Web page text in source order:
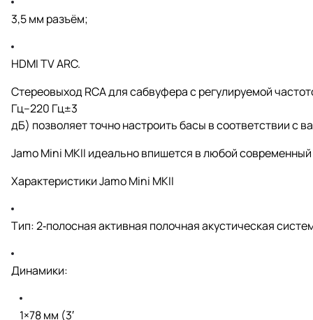
3,5 мм разъём;
HDMI TV ARC.
Стереовыход RCA для сабвуфера с регулируемой
Гц–220 Гц±3
дБ) позволяет точно настроить басы в соответствии с
Jamo Mini MKII идеально впишется в любой
Характеристики Jamo Mini MKII
Тип: 2‑полосная активная полочная акустическая
Динамики:
1×78 мм (3′